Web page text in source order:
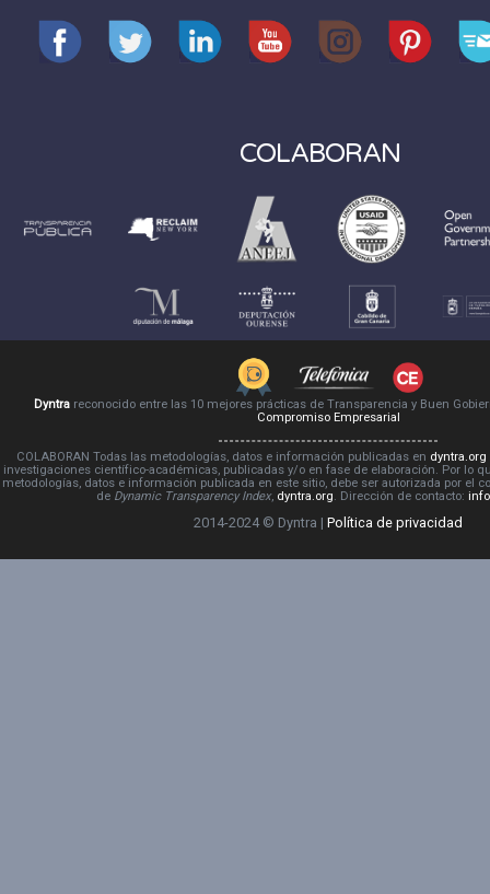
COLABORAN
Dyntrareconocido entre las 10 mejores prácticas de Transparencia y Buen
Compromiso Empresarial
COLABORAN Todas las metodologías, datos e información publicadas en dyntra.org
investigaciones científico-académicas, publicadas y/o en fase de elaboración. Por lo
metodologías, datos e información publicada en este sitio, debe ser autorizada por el
de Dynamic Transparency Index, dyntra.org. Dirección de contacto:
2014-2024 © Dyntra | Política de privacidad